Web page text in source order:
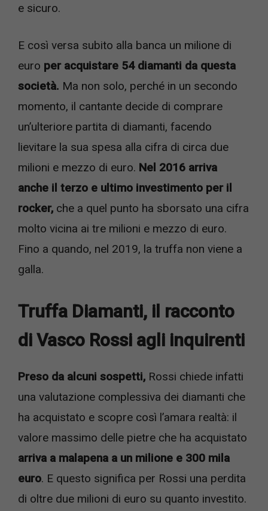
e sicuro.
E così versa subito alla banca un milione di
euro per acquistare 54 diamanti da questa
società. Ma non solo, perché in un secondo
momento, il cantante decide di comprare
un’ulteriore partita di diamanti, facendo
lievitare la sua spesa alla cifra di circa due
milioni e mezzo di euro. Nel 2016 arriva
anche il terzo e ultimo investimento per il
rocker, che a quel punto ha sborsato una cifra
molto vicina ai tre milioni e mezzo di euro.
Fino a quando, nel 2019, la truffa non viene a
galla.
Truffa Diamanti, il racconto
di Vasco Rossi agli inquirenti
Preso da alcuni sospetti, Rossi chiede infatti
una valutazione complessiva dei diamanti che
ha acquistato e scopre così l’amara realtà: il
valore massimo delle pietre che ha acquistato
arriva a malapena a un milione e 300 mila
euro. E questo significa per Rossi una perdita
di oltre due milioni di euro su quanto investito.